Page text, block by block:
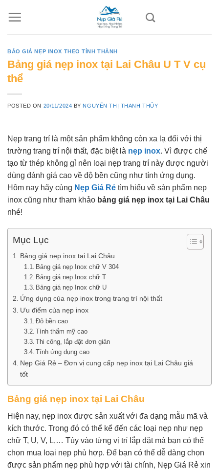
BÁO GIÁ NẸP INOX THEO TỈNH THÀNH
Bảng giá nẹp inox tại Lai Châu U T V cụ
thể
POSTED ON 20/11/2024 BY NGUYỄN THỊ THANH THỦY
Nẹp trang trí là một sản phẩm không còn xa lạ đối với thị
trường trang trí nội thất, đặc biệt là nẹp inox. Vì được chế
tạo từ thép không gỉ nên loại nẹp trang trí này được người
dùng đánh giá cao về độ bền cũng như tính ứng dụng.
Hôm nay hãy cùng Nẹp Giá Rẻ tìm hiểu về sản phẩm nẹp
inox cũng như tham khảo bảng giá nẹp inox tại Lai Châu
nhé!
Mục Lục
Bảng giá nẹp inox tại Lai Châu
Bảng giá nẹp Inox chữ V 304
Bảng giá nẹp Inox chữ T
Bảng giá nẹp Inox chữ U
Ứng dụng của nẹp inox trong trang trí nội thất
Ưu điểm của nẹp inox
Độ bền cao
Tính thẩm mỹ cao
Thi công, lắp đặt đơn giản
Tính ứng dụng cao
Nẹp Giá Rẻ – Đơn vị cung cấp nẹp inox tại Lai Châu giá
tốt
Bảng giá nẹp inox tại Lai Châu
Hiện nay, nẹp inox được sản xuất với đa dạng mẫu mã và
kích thước. Trong đó có thể kể đến các loại nẹp như nẹp
chữ T, U, V, L,… Tùy vào từng vị trí lắp đặt mà bạn có thể
chọn mua loại nẹp phù hợp. Để bạn có thể dễ dàng chọn
được sản phẩm nẹp phù hợp với tài chính, Nẹp Giá Rẻ xin